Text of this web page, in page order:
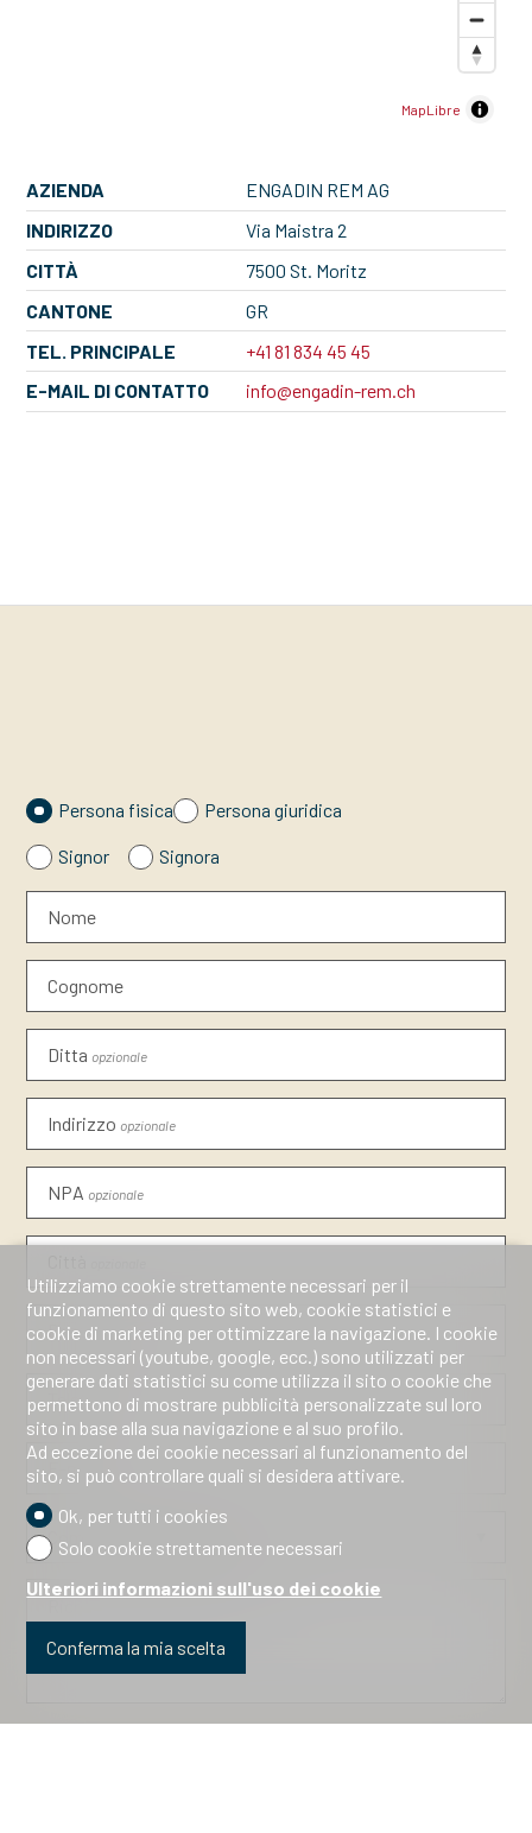
MapLibre
AZIENDA
ENGADIN REM AG
INDIRIZZO
Via Maistra 2
CITTÀ
7500 St. Moritz
CANTONE
GR
TEL. PRINCIPALE
+41 81 834 45 45
E-MAIL DI CONTATTO
info@engadin-rem.ch
Persona fisica Persona giuridica
Signor Signora
Nome
Cognome
Ditta opzionale
Indirizzo opzionale
NPA opzionale
Paese opzionale
Telefono
E-mail
Come ci conoscete?
Richiesta informazioni
Utilizziamo cookie strettamente necessari per il
funzionamento di questo sito web, cookie statistici e
cookie di marketing per ottimizzare la navigazione. I cookie
non necessari (youtube, google, ecc.) sono utilizzati per
generare dati statistici su come utilizza il sito o cookie che
permettono di mostrare pubblicità personalizzate sul loro
sito in base alla sua navigazione e al suo profilo.
Ad eccezione dei cookie necessari al funzionamento del
sito, si può controllare quali si desidera attivare.
Ok, per tutti i cookies
Solo cookie strettamente necessari
Ulteriori informazioni sull'uso dei cookie
Conferma la mia scelta